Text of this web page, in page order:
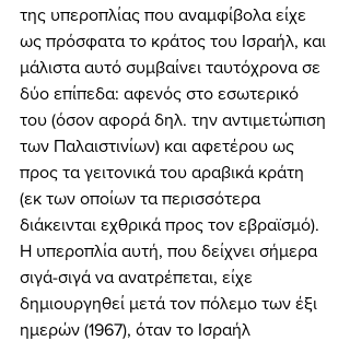
της υπεροπλίας που αναμφίβολα είχε
ως πρόσφατα το κράτος του Ισραήλ, και
μάλιστα αυτό συμβαίνει ταυτόχρονα σε
δύο επίπεδα: αφενός στο εσωτερικό
του (όσον αφορά δηλ. την αντιμετώπιση
των Παλαιστινίων) και αφετέρου ως
προς τα γειτονικά του αραβικά κράτη
(εκ των οποίων τα περισσότερα
διάκεινται εχθρικά προς τον εβραϊσμό).
Η υπεροπλία αυτή, που δείχνει σήμερα
σιγά-σιγά να ανατρέπεται, είχε
δημιουργηθεί μετά τον πόλεμο των έξι
ημερών (1967), όταν το Ισραήλ